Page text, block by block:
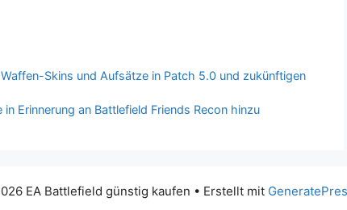
Skins und Aufsätze in Patch 5.0 und zukünftigen
Erinnerung an Battlefield Friends Recon hinzu
EA Battlefield günstig kaufen • Erstellt mit